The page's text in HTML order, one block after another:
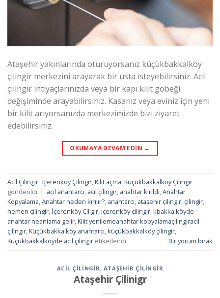
Ataşehir yakınlarında oturuyorsanız küçükbakkalköy
çilingir merkezini arayarak bir usta isteyebilirsiniz. Acil
çilingir ihtiyaçlarınızda veya bir kapı kilit göbeği
değişiminde arayabilirsiniz. Kasanız veya eviniz için yeni
bir kilit arıyorsanızda merkezimizde bizi ziyaret
edebilirsiniz.
OKUMAYA DEVAM EDIN →
Acil Çilingir, İçerenköy Çilingir,Kilit açma,Küçükbakkalköy Çilingir
gönderildi | acil anahtarci, acil çilingir, anahtar kırıldı,Anahtar
Kopyalama,Anahtar neden kırılır?, anahtarcı, ataşehir çilingir, çilingir,
hemen çilingir, İçerenköy Çiligir,içerenköy çilingir,kbakkalköyde
anahtar neanlama gelir,Kilit yenilemeanahtar kopyalamaçilingiracil
çilingir,Küçükbakkalköy anahtarcı,küçükbakkalköy çilingir,
Küçükbakkalköyde acil çilingir etiketlendi Bir yorum bırak
ACIL ÇILINGIR , ATAŞEHIR ÇILINGIR
Ataşehir Çilinigr